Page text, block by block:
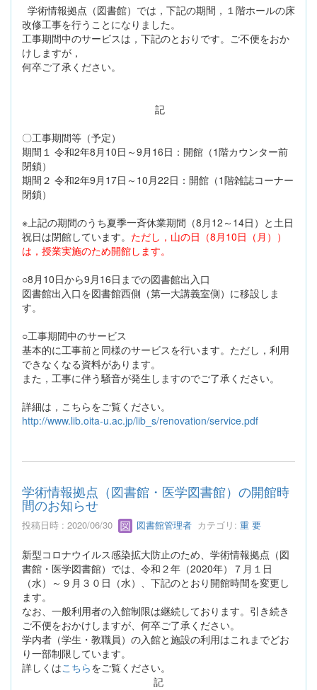
学術情報拠点（図書館）では，下記の期間，１階ホールの床
改修工事を行うことになりました。
工事期間中のサービスは，下記のとおりです。ご不便をおか
けしますが，
何卒ご了承ください。
記
〇工事期間等（予定）
期間１ 令和2年8月10日～9月16日：開館（1階カウンター前
閉鎖）
期間２ 令和2年9月17日～10月22日：開館（1階雑誌コーナー
閉鎖）
※上記の期間のうち夏季一斉休業期間（8月12～14日）と土日
祝日は閉館しています。 ただし，山の日（8月10日（月））
は，授業実施のため開館します。
○8月10日から9月16日までの図書館出入口
図書館出入口を図書館西側（第一大講義室側）に移設しま
す。
○工事期間中のサービス
基本的に工事前と同様のサービスを行います。ただし，利用
できなくなる資料があります。
また，工事に伴う騒音が発生しますのでご了承ください。
詳細は，こちらをご覧ください。
http://www.lib.oita-u.ac.jp/lib_s/renovation/service.pdf
学術情報拠点（図書館・医学図書館）の開館時
間のお知らせ
投稿日時 : 2020/06/30 図書館管理者 カテゴリ: 重 要
新型コロナウイルス感染拡大防止のため、学術情報拠点（図
書館・医学図書館）では、令和２年（2020年）７月１日
（水）～９月３０日（水）、下記のとおり開館時間を変更し
ます。
なお、一般利用者の入館制限は継続しております。引き続き
ご不便をおかけしますが、何卒ご了承ください。
学内者（学生・教職員）の入館と施設の利用はこれまでどお
り一部制限しています。
詳しくはこちらをご覧ください。
記